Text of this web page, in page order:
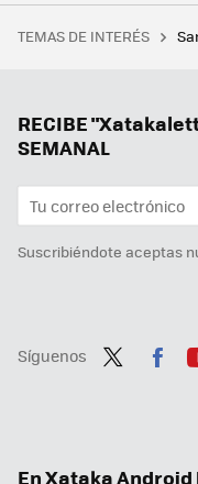
TEMAS DE INTERÉS
RECIBE
SEMANAL
Suscribiéndote aceptas
Síguenos
En Xataka